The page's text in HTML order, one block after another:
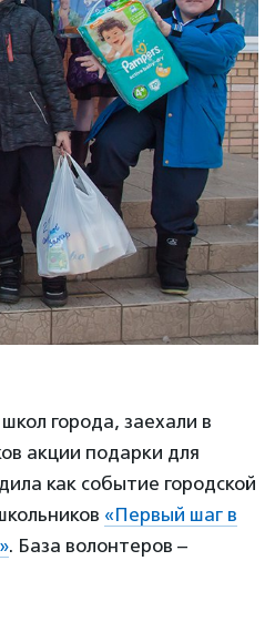
города, заехали в
акции подарки для
как событие городской
«Первый шаг в
. База волонтеров –